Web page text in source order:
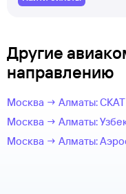
Другие
направлению
Москва → Алматы: СКАТ
Москва → Алматы:
Москва → Алматы: